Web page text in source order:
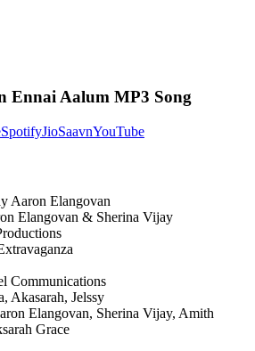
Ennai Aalum MP3 Song
SpotifyJioSaavnYouTube
Aaron Elangovan
Elangovan & Sherina Vijay
Communications
Akasarah, Jelssy
Elangovan, Sherina Vijay, Amith
Grace